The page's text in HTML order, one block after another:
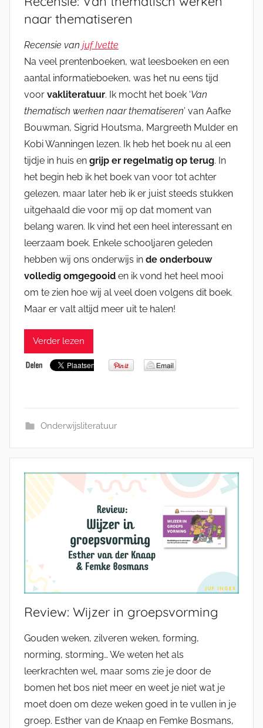
naar thematiseren
Recensie van juf Ivette
Na veel prentenboeken, wat leesboeken en een
aantal informatieboeken, was het nu eens tijd
voor vakliteratuur. Ik mocht het boek ‘Van
thematisch werken naar thematiseren’ van Aafke
Bouwman, Sigrid Houtsma, Margreeth Mulder en
Kobi Wanningen lezen. Ik heb het boek nu al een
tijdje in huis en grijp er regelmatig op terug. In
het begin heb ik het boek van voor tot achter
gelezen, maar later heb ik er juist steeds stukken
uitgehaald die voor mij op dat moment van
belang waren. Ik vind het een heel interessant en
leerzaam boek. Enkele schooljaren geleden
hebben wij ons onderwijs in de onderbouw
volledig omgegooid en ik vond het heel mooi
om te zien hoe wij al veel doen volgens dit boek.
Maar er valt altijd meer uit te halen!
Verder lezen
Onderwijsliteratuur
Review: Wijzer in groepsvorming
Gouden weken, zilveren weken, forming,
norming, storming… We weten het als
leerkrachten wel, maar soms zie je door de
bomen het bos niet meer en weet je niet wat je
moet doen om deze weken goed in te vullen in je
groep. Esther van de Knaap en Femke Bosmans,